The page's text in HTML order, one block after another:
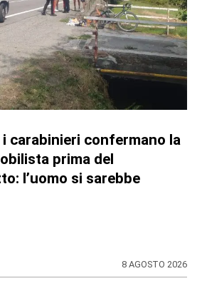
carabinieri confermano la
prima del
l’uomo si sarebbe
8 AGOSTO 2026